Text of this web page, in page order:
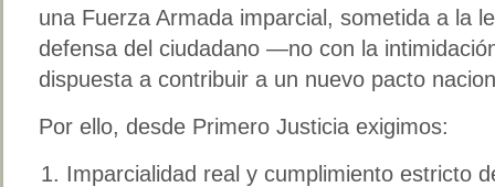
una Fuerza Armada imparcial, sometida a la
defensa del ciudadano —no con la
dispuesta a contribuir a un nuevo pacto
Por ello, desde Primero Justicia exigimos:
Imparcialidad real y cumplimiento estricto